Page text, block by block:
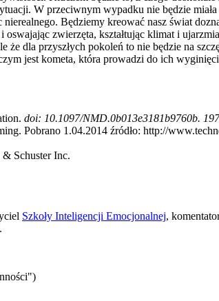
W przeciwnym wypadku nie będzie
Będziemy kreować nasz świat
zwierzęta, kształtując klimat i
dla przyszłych pokoleń to nie będzie na
jest kometa, która prowadzi do ich
doi: 10.1097/NMD.0b013e3181b9760b.
Pobrano 1.04.2014 źródło: http://
Schuster Inc.
Szkoły Inteligencji Emocjonalnej,